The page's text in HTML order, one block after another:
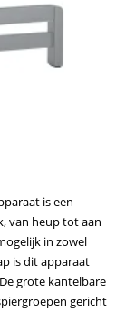
is een
van heup tot aan
in zowel
is dit apparaat
grote kantelbare
gericht